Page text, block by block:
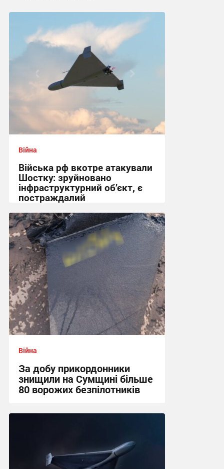
Війна
Війська рф вкотре атакували
Шостку: зруйновано
інфраструктурний об’єкт, є
постраждалий
18:50 вчора
Війна
За добу прикордонники
знищили на Сумщині більше
80 ворожих безпілотників